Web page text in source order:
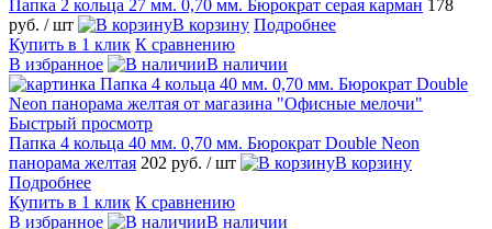
Папка 2 кольца 27 мм. 0,70 мм. Бюрократ серая карман 178
руб. / шт В корзину Подробнее
Купить в 1 клик К сравнению
В избранное
В наличии
Быстрый просмотр
Папка 4 кольца 40 мм. 0,70 мм. Бюрократ Double Neon
панорама желтая 202 руб. / шт
В корзину
Подробнее
Купить в 1 клик К сравнению
В избранное
В наличии